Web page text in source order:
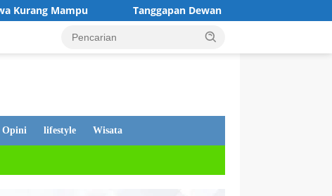
Tanggapan Dewan Andi Putra, Tentang PDAM Mati, Warga Tetap
Opini lifestyle Wisata